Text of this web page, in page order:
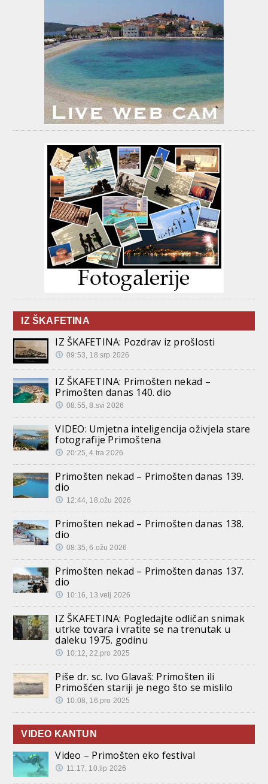
IZ ŠKAFETINA
IZ ŠKAFETINA: Pozdrav iz prošlosti
09:53, 18.srp 2026
IZ ŠKAFETINA: Primošten nekad –
Primošten danas 140. dio
08:55, 8.svi 2026
VIDEO: Umjetna inteligencija oživjela stare
fotografije Primoštena
20:25, 4.tra 2026
Primošten nekad – Primošten danas 139.
dio
12:44, 18.ožu 2026
Primošten nekad – Primošten danas 138.
dio
08:35, 6.ožu 2026
Primošten nekad – Primošten danas 137.
dio
10:16, 13.velj 2026
IZ ŠKAFETINA: Pogledajte odličan snimak
utrke tovara i vratite se na trenutak u
daleku 1975. godinu
10:12, 22.pro 2025
Piše dr. sc. Ivo Glavaš: Primošten ili
Primošćen stariji je nego što se mislilo
10:08, 16.pro 2025
VIDEO KANTUN
Video – Primošten eko festival
11:17, 10.lip 2026